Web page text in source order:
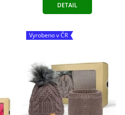
DETAIL
Vyrobeno v ČR